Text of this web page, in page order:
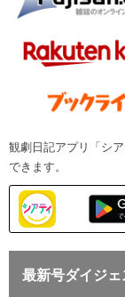
観劇日記アプリ「シ
できます。
最新号ダイジェ